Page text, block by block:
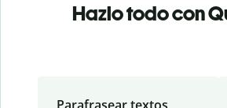
Hazlo todo con